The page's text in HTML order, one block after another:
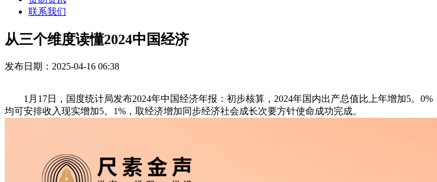
联系我们
从三个维度读懂2024中国经济
发布日期：2025-04-16 06:38
1月17日，国度统计局发布2024年中国经济年报：初步核算，2024年国内出产总值比上年增加5。
均可安排收入现实增加5。1%，取经济增加同步经济社会成长次要方针使命成功完成。